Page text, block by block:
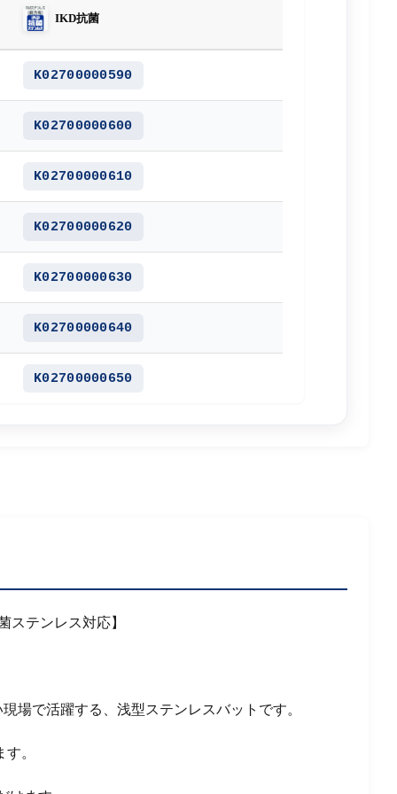
IKD抗菌
K02700000590
K02700000600
K02700000610
K02700000620
K02700000630
K02700000640
K02700000650
ステンレス対応】
場で活躍する、浅型ステンレスバットです。
。